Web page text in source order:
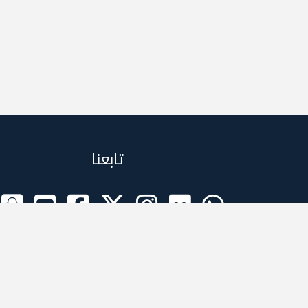
تابعنا